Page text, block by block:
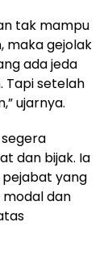
tak mampu
maka gejolak
ada jeda
Tapi setelah
ujarnya.
dan bijak. Ia
yang
dan